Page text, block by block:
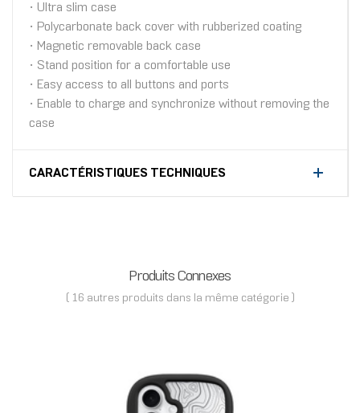
• Ultra slim case
• Polycarbonate back cover with rubberized coating
• Magnetic removable back case
• Stand position for a comfortable use
• Easy access to all buttons and ports
• Enable to charge and synchronize without removing the
case
CARACTÉRISTIQUES TECHNIQUES
Produits Connexes
( 16 autres produits dans la même catégorie )